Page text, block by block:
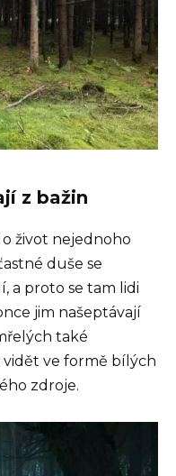
z bažin
život nejednoho
duše se
a proto se tam lidi
jim našeptávají
také
ve formě bílých
zdroje.